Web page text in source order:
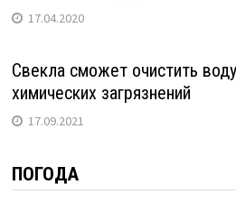
17.04.2020
Свекла сможет очистить
химических загрязнений
17.09.2021
ПОГОДА